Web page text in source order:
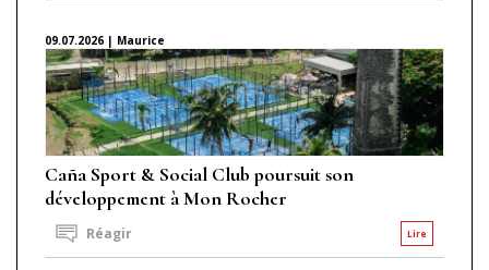
09.07.2026 | Maurice
Caña Sport & Social Club poursuit son
développement à Mon Rocher
Lire
Réagir